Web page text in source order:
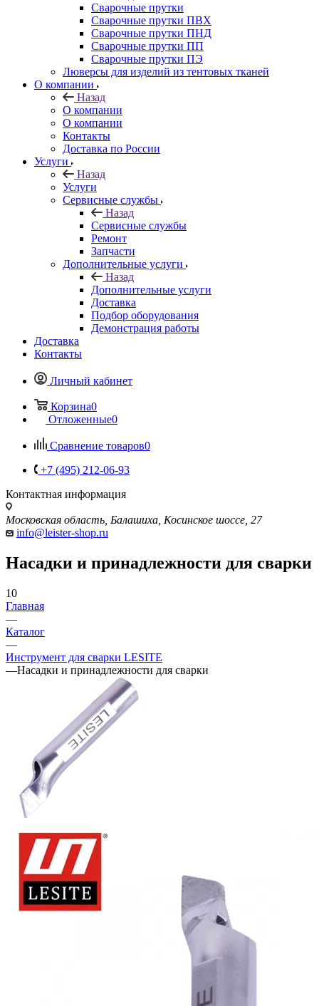
Сварочные прутки
Сварочные прутки ПВХ
Сварочные прутки ПНД
Сварочные прутки ПП
Сварочные прутки ПЭ
Люверсы для изделий из тентовых тканей
О компании
Назад
О компании
О компании
Контакты
Доставка по России
Услуги
Назад
Услуги
Сервисные службы
Назад
Сервисные службы
Ремонт
Запчасти
Дополнительные услуги
Назад
Дополнительные услуги
Доставка
Подбор оборудования
Демонстрация работы
Доставка
Контакты
Личный кабинет
Корзина0
Отложенные0
Сравнение товаров0
+7 (495) 212-06-93
Контактная информация
Московская область, Балашиха, Косинское шоссе, 27
info@leister-shop.ru
Насадки и принадлежности для сварки
10
Главная
—
Каталог
—
Инструмент для сварки LESITE
—Насадки и принадлежности для сварки